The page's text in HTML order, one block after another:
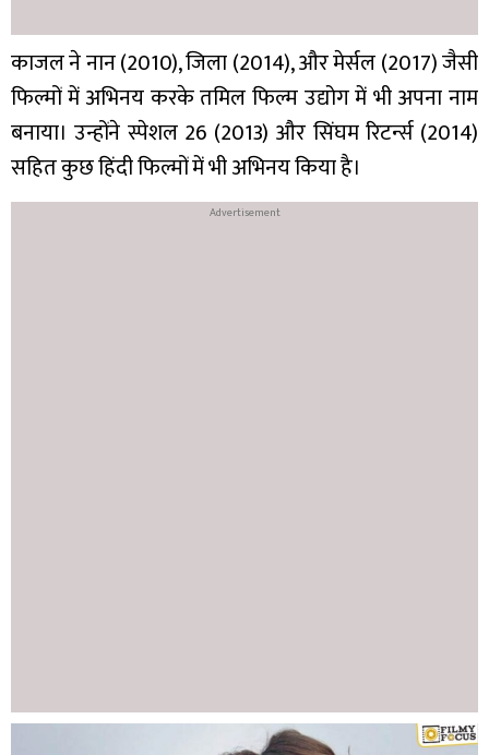
काजल ने नान (2010), जिला (2014), और मेर्सल (2017) जैसी
फिल्मों में अभिनय करके तमिल फिल्म उद्योग में भी अपना नाम
बनाया। उन्होंने स्पेशल 26 (2013) और सिंघम रिटर्न्स (2014)
सहित कुछ हिंदी फिल्मों में भी अभिनय किया है।